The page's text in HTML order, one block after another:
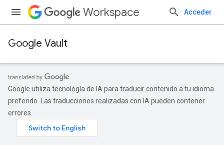
Workspace Acceder
Google Vault
Google utiliza tecnología de IA para traducir contenido a tu idioma
preferido. Las traducciones realizadas con IA pueden contener
errores.